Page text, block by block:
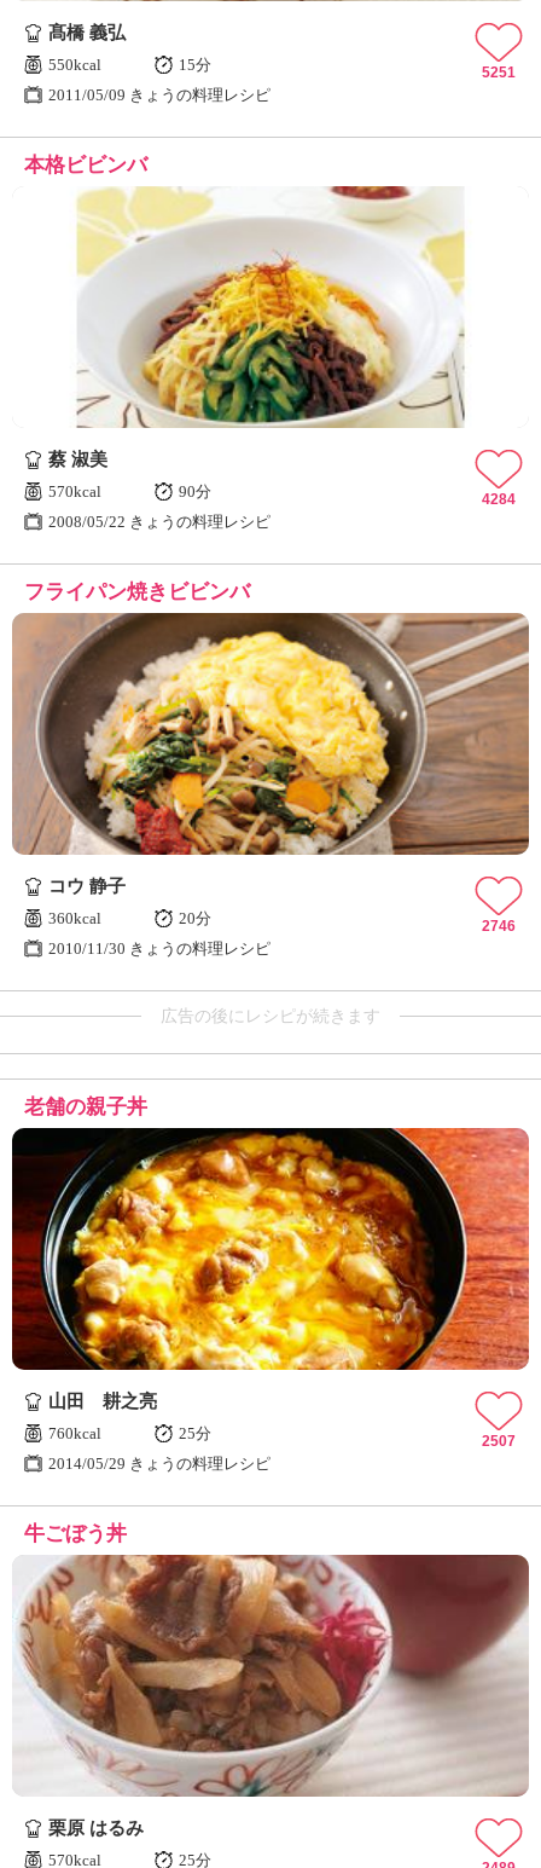
髙橋 義弘
550kcal
15分
2011/05/09 きょうの料理レシピ
5251
本格ビビンバ
蔡 淑美
570kcal
90分
2008/05/22 きょうの料理レシピ
4284
フライパン焼きビビンバ
コウ 静子
360kcal
20分
2010/11/30 きょうの料理レシピ
2746
広告の後にレシピが続きます
老舗の親子丼
山田 耕之亮
760kcal
25分
2014/05/29 きょうの料理レシピ
2507
牛ごぼう丼
栗原 はるみ
570kcal 25分